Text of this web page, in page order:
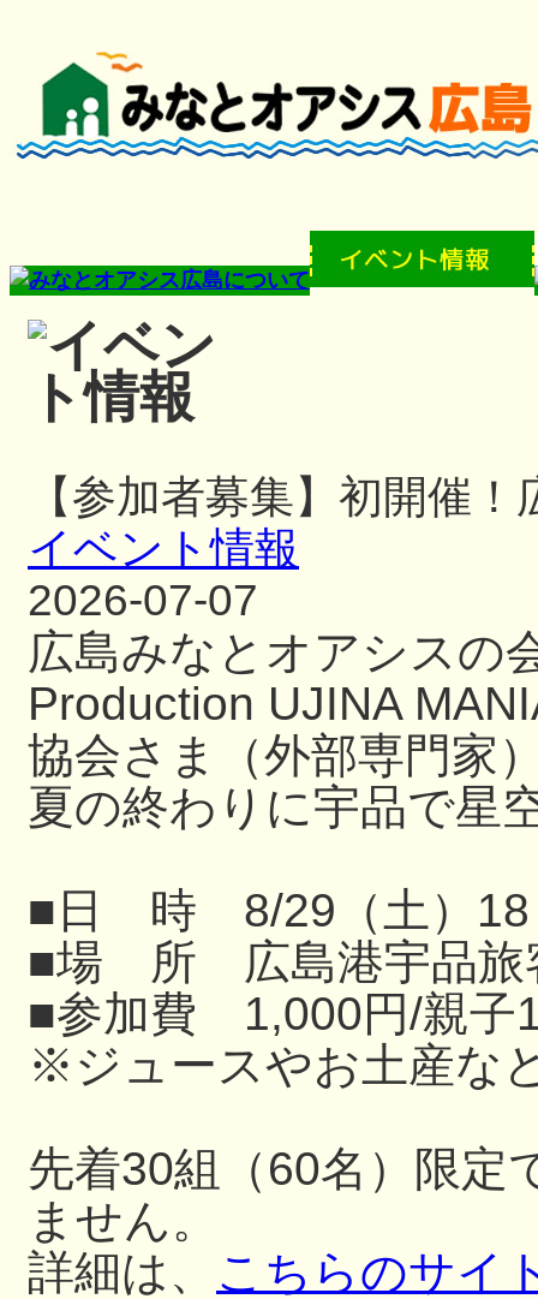
【参加者募集】初開催
イベント情報
2026-07-07
広島みなとオアシスの
Production UJINA
協会さま（外部専門家
夏の終わりに宇品で星
■日 時 8/29（土）18
■場 所 広島港宇品旅
■参加費 1,000円/親子
※ジュースやお土産な
先着30組（60名）限定
ません。
詳細は、 こちらのサイ